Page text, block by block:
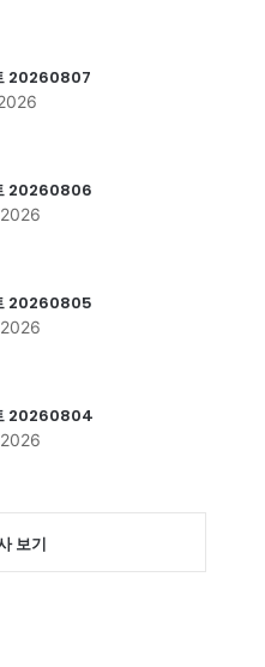
20260807
20260806
20260805
20260804
보기